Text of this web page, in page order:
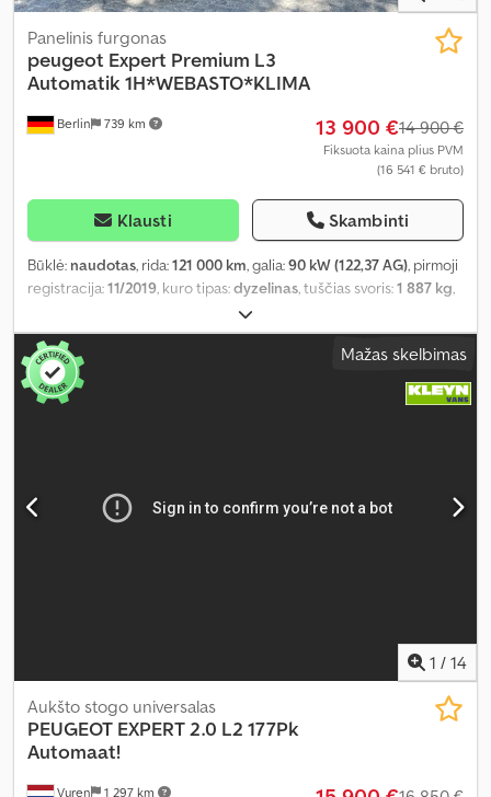
Berlin 739 km
Panelinis furgonas
peugeot Expert Premium L3
Automatik 1H*WEBASTO*KLIMA
13 900 €14 900 €
Fiksuota kaina plius PVM
(16 541 € bruto)
Klausti Skambinti
Būklė: naudotas, rida:121 000 km, galia:90 kW (122,37 AG), pirmoji
registracija:11/2019, kuro tipas:dyzelinas, tuščias svoris:1 887 kg,
, ašių konfigūracija:
CO₂ emisijos:163 g/km, kuro sąnaudos (mieste):6,6 l/100 km, kuro
sąnaudos (užmiestyje):
, kombinuota degalų sąnauda:
6,2 l/100 km
, pavaros tipas:
automatinis
, sėdimų vietų
kondicionavimas, oro pagalvė, stumdomos durys, suodžių
filtras, trauki kontrolė,
Mažas skelbimas
1 / 14
Vuren 1 297 km
Aukšto stogo universalas
PEUGEOT EXPERT 2.0 L2 177Pk
Automaat!